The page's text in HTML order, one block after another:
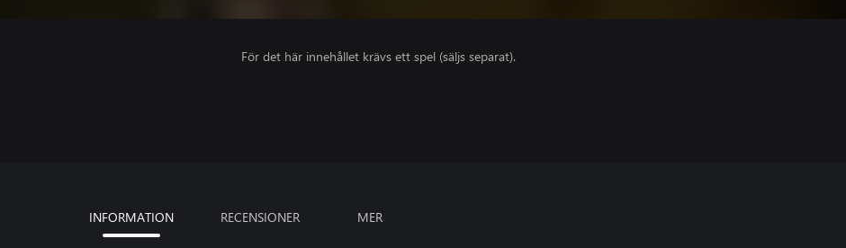
För det här innehållet krävs ett spel (säljs separat).
INFORMATION RECENSIONER MER